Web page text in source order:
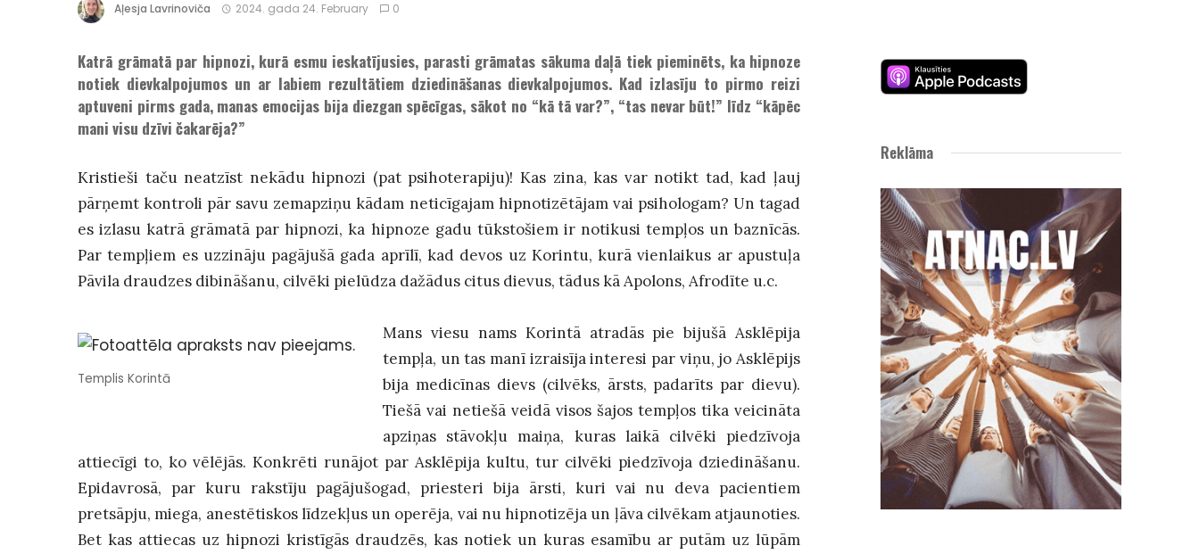
Aļesja Lavrinoviča 2024. gada 24. February 0
Katrā grāmatā par hipnozi, kurā esmu ieskatījusies, parasti grāmatas sākuma daļā tiek pieminēts, ka hipnoze
notiek dievkalpojumos un ar labiem rezultātiem dziedināšanas dievkalpojumos. Kad izlasīju to pirmo reizi
aptuveni pirms gada, manas emocijas bija diezgan spēcīgas, sākot no “kā tā var?”, “tas nevar būt!” līdz “kāpēc
mani visu dzīvi čakarēja?”
Kristieši taču neatzīst nekādu hipnozi (pat psihoterapiju)! Kas zina, kas var notikt tad, kad ļauj
pārņemt kontroli pār savu zemapziņu kādam neticīgajam hipnotizētājam vai psihologam? Un tagad
es izlasu katrā grāmatā par hipnozi, ka hipnoze gadu tūkstošiem ir notikusi tempļos un baznīcās.
Par tempļiem es uzzināju pagājušā gada aprīlī, kad devos uz Korintu, kurā vienlaikus ar apustuļa
Pāvila draudzes dibināšanu, cilvēki pielūdza dažādus citus dievus, tādus kā Apolons, Afrodīte u.c.
Templis Korintā
Mans viesu nams Korintā atradās pie bijušā Asklēpija
tempļa, un tas manī izraisīja interesi par viņu, jo Asklēpijs
bija medicīnas dievs (cilvēks, ārsts, padarīts par dievu).
Tiešā vai netiešā veidā visos šajos tempļos tika veicināta
apziņas stāvokļu maiņa, kuras laikā cilvēki piedzīvoja
attiecīgi to, ko vēlējās. Konkrēti runājot par Asklēpija kultu, tur cilvēki piedzīvoja dziedināšanu.
Epidavrosā, par kuru rakstīju pagājušogad, priesteri bija ārsti, kuri vai nu deva pacientiem
pretsāpju, miega, anestētiskos līdzekļus un operēja, vai nu hipnotizēja un ļāva cilvēkam atjaunoties.
Bet kas attiecas uz hipnozi kristīgās draudzēs, kas notiek un kuras esamību ar putām uz lūpām
Reklāma